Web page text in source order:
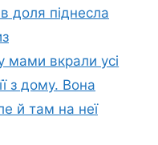
доля піднесла
мами вкрали усі
з дому. Вона
й там на неї